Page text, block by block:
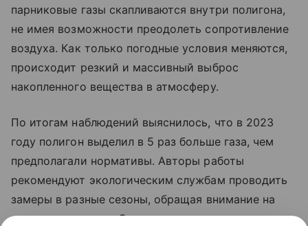
парниковые газы скапливаются внутри полигона,
не имея возможности преодолеть сопротивление
воздуха. Как только погодные условия меняются,
происходит резкий и массивный выброс
накопленного вещества в атмосферу.
По итогам наблюдений выяснилось, что в 2023
году полигон выделил в 5 раз больше газа, чем
предполагали нормативы. Авторы работы
рекомендуют экологическим службам проводить
замеры в разные сезоны, обращая внимание на
погодные условия. Операторам свалок